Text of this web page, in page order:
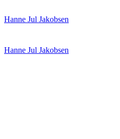
til
Hanne Jul Jakobsen
Hanne Jul Jakobsen